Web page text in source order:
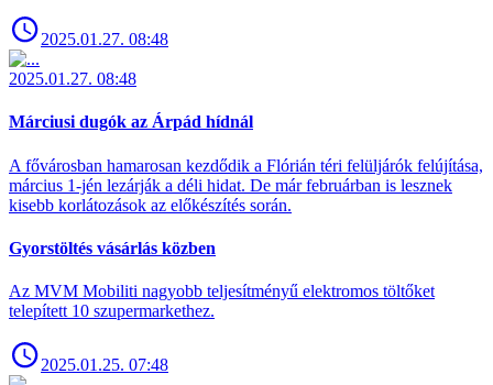
2025.01.27. 08:48
2025.01.27. 08:48
Márciusi dugók az Árpád hídnál
A fővárosban hamarosan kezdődik a Flórián téri felüljárók felújítása,
március 1-jén lezárják a déli hidat. De már februárban is lesznek
kisebb korlátozások az előkészítés során.
Gyorstöltés vásárlás közben
Az MVM Mobiliti nagyobb teljesítményű elektromos töltőket
telepített 10 szupermarkethez.
2025.01.25. 07:48